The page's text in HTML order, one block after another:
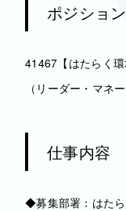
ポジション
41467【はたらく
（リーダー・マネ
仕事内容
◆募集部署：はた